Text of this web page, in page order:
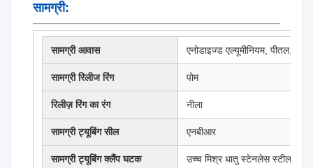
सामग्री:
सामग्री आवास एनोडाइज्ड एल्यूमीनियम, पीतल,
सामग्री रिलीज रिंग पोम
रिलीज़ रिंग का रंग नीला
सामग्री ट्यूबिंग सील एनबीआर
सामग्री ट्यूबिंग क्लैंप घटक उच्च मिश्र धातु स्टेनलेस स्टील